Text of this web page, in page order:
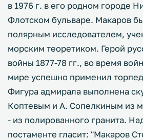
в 1976 г. в его родном городе
Флотском бульваре. Макаров
полярным исследователем,
морским теоретиком. Герой
войны 1877-78 гг., во время
мире успешно применил
Фигура адмирала выполнена
Коптевым и А. Сопелкиным из
- из полированного гранита.
постаменте гласит: "Макаров